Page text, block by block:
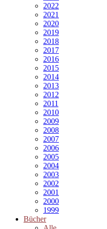
2022
2021
2020
2019
2018
2017
2016
2015
2014
2013
2012
2011
2010
2009
2008
2007
2006
2005
2004
2003
2002
2001
2000
1999
Bücher